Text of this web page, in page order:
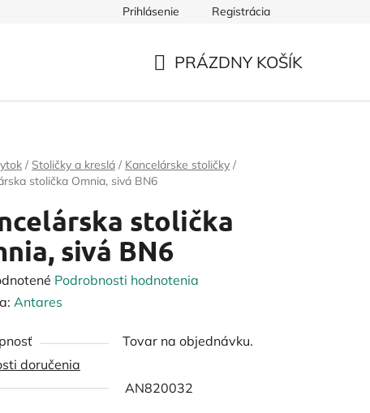
Prihlásenie Registrácia
PRÁZDNY KOŠÍK
/ Stoličky a kreslá / Kancelárske stoličky /
stolička Omnia, sivá BN6
stolička
sivá BN6
Podrobnosti hodnotenia
Antares
Tovar na objednávku.
doručenia
AN820032